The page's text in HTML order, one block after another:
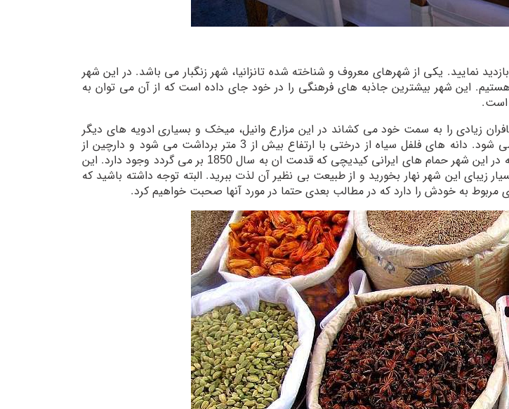
نمایید. یکی از شهرهای معروف و شناخته شده تانزانیا، شهر زنگبار می باشد. در این شهر
این شهر بیشترین جاذبه های فرهنگی را در خود جای داده است که از آن می توان به
زیادی را به سمت خود می کشاند در این مزارع وانیل، میخک و بسیاری ادویه های دیگر
کاشت و برداشت می شود، ادویه هایی که هیچ کس نمی داند از کجا تهیه می شود. دانه های فلفل سیاه از درختی با ارتفاع بیش از 3 متر برداشت می شود و دارچین از
پوسته های داخلی درخت های بسیار باریک بدست می آید. جالبتر از همه اینکه در این شهر حمام های ایرانی کیدیچی که قدمت ان به سال 1850 بر می گردد وجود دارد. این
این شهر نهار بخورید و از طبیعت بی نظیر آن لذت ببرید. البته توجه داشته باشید که
مربوط به خودش را دارد که در مطالب بعدی حتما در مورد آنها صحبت خواهیم کرد.